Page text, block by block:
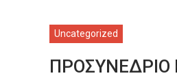
Uncategorized
ΠΡΟΣΥΝΕΔΡΙΟ